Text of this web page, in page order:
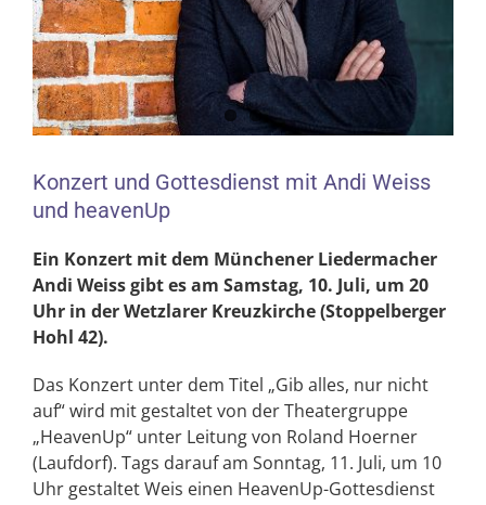
Konzert und Gottesdienst mit Andi Weiss
und heavenUp
Ein Konzert mit dem Münchener Liedermacher
Andi Weiss gibt es am Samstag, 10. Juli, um 20
Uhr in der Wetzlarer Kreuzkirche (Stoppelberger
Hohl 42).
Das Konzert unter dem Titel „Gib alles, nur nicht
auf“ wird mit gestaltet von der Theatergruppe
„HeavenUp“ unter Leitung von Roland Hoerner
(Laufdorf). Tags darauf am Sonntag, 11. Juli, um 10
Uhr gestaltet Weis einen HeavenUp-Gottesdienst